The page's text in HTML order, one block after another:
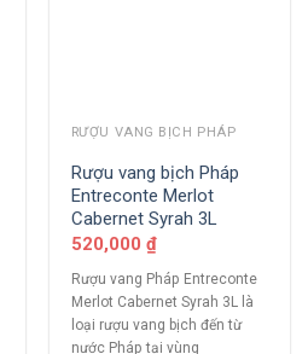
RƯỢU VANG BỊCH PHÁP
Rượu vang bịch Pháp
Entreconte Merlot
Cabernet Syrah 3L
520,000 ₫
Rượu vang Pháp Entreconte
Merlot Cabernet Syrah 3L là
loại rượu vang bịch đến từ
nước Pháp tại vùng